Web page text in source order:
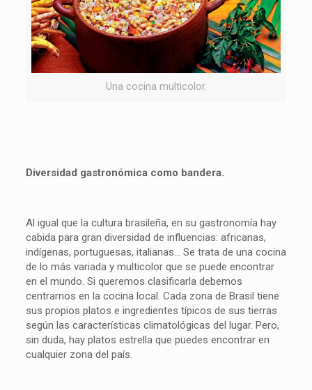
Una cocina multicolor.
Diversidad gastronómica como bandera.
Al igual que la cultura brasileña, en su gastronomía hay
cabida para gran diversidad de influencias: africanas,
indígenas, portuguesas, italianas… Se trata de una cocina
de lo más variada y multicolor que se puede encontrar
en el mundo. Si queremos clasificarla debemos
centrarnos en la cocina local. Cada zona de Brasil tiene
sus propios platos e ingredientes típicos de sus tierras
según las características climatológicas del lugar. Pero,
sin duda, hay platos estrella que puedes encontrar en
cualquier zona del país.